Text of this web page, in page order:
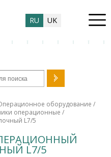
RU UK
оборудование /
операционные /
L7/5
L7/5